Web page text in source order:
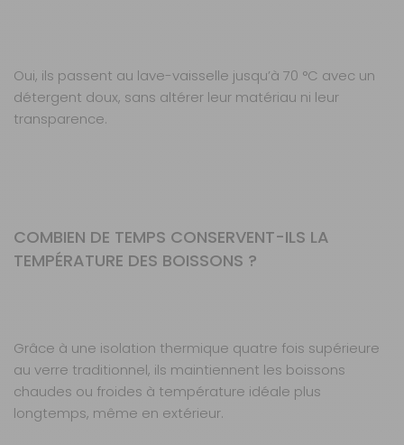
Oui, ils passent au lave-vaisselle jusqu’à 70 °C avec un
détergent doux, sans altérer leur matériau ni leur
transparence.
COMBIEN DE TEMPS CONSERVENT-ILS LA
TEMPÉRATURE DES BOISSONS ?
Grâce à une isolation thermique quatre fois supérieure
au verre traditionnel, ils maintiennent les boissons
chaudes ou froides à température idéale plus
longtemps, même en extérieur.